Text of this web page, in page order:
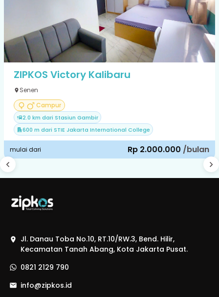
ZIPKOS Victory Kalibaru
Senen
Campur
2.0 km dari Stasiun Gambir
600 m dari STIE Jakarta International College
mulai dari Rp 2.000.000 /bulan
Jl. Danau Toba No.10, RT.10/RW.3, Bend. Hilir,
Kecamatan Tanah Abang, Kota Jakarta Pusat.
0821 2129 790
info@zipkos.id